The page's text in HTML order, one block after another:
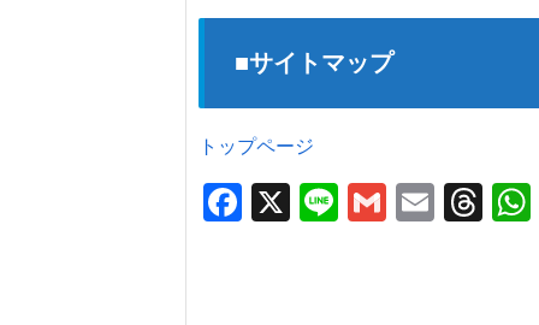
■サイトマップ
トップページ
F
X
Li
G
E
T